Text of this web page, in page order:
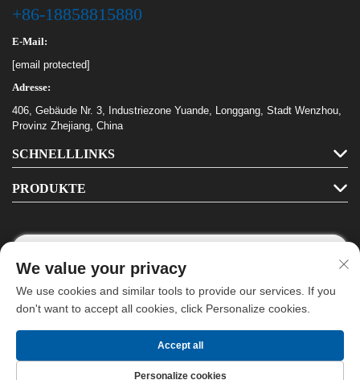
+86-18858815880
E-Mail:
[email protected]
Adresse:
406, Gebäude Nr. 3, Industriezone Yuande, Longgang, Stadt Wenzhou,
Provinz Zhejiang, China
SCHNELLLINKS
PRODUKTE
Folgen Sie uns
Datenschutzrichtlinie
We value your privacy
We use cookies and similar tools to provide our services. If you
don't want to accept all cookies, click Personalize cookies.
Personalize cookies
Accept all